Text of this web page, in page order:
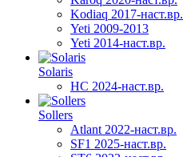
Kodiaq 2017-наст.вр.
Yeti 2009-2013
Yeti 2014-наст.вр.
Solaris
HC 2024-наст.вр.
Sollers
Atlant 2022-наст.вр.
SF1 2025-наст.вр.